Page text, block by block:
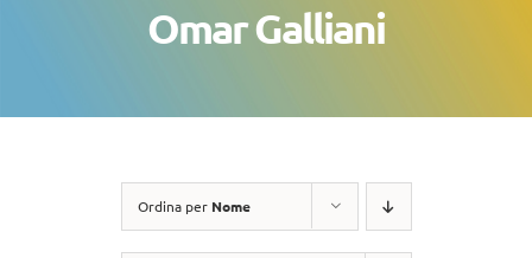
Omar Galliani
Ordina per Nome